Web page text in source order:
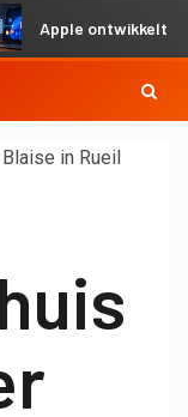
ontwikkelt gedeeld